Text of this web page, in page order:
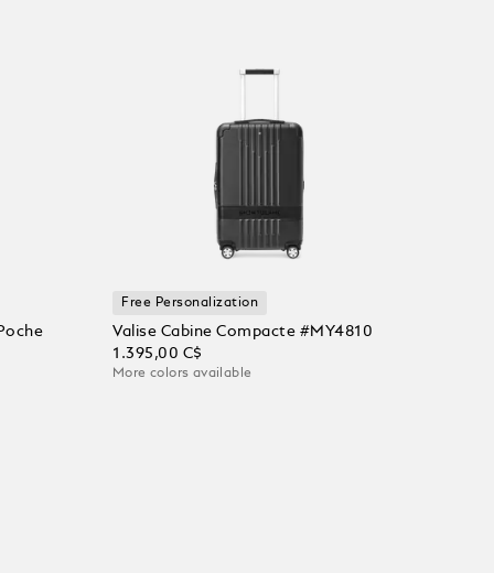
Free Personalization
Valise Cabine Compacte #MY4810
1.395,00 C$
More colors available